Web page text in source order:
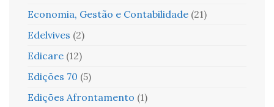
Economia, Gestão e Contabilidade (21)
Edelvives (2)
Edicare (12)
Edições 70 (5)
Edições Afrontamento (1)